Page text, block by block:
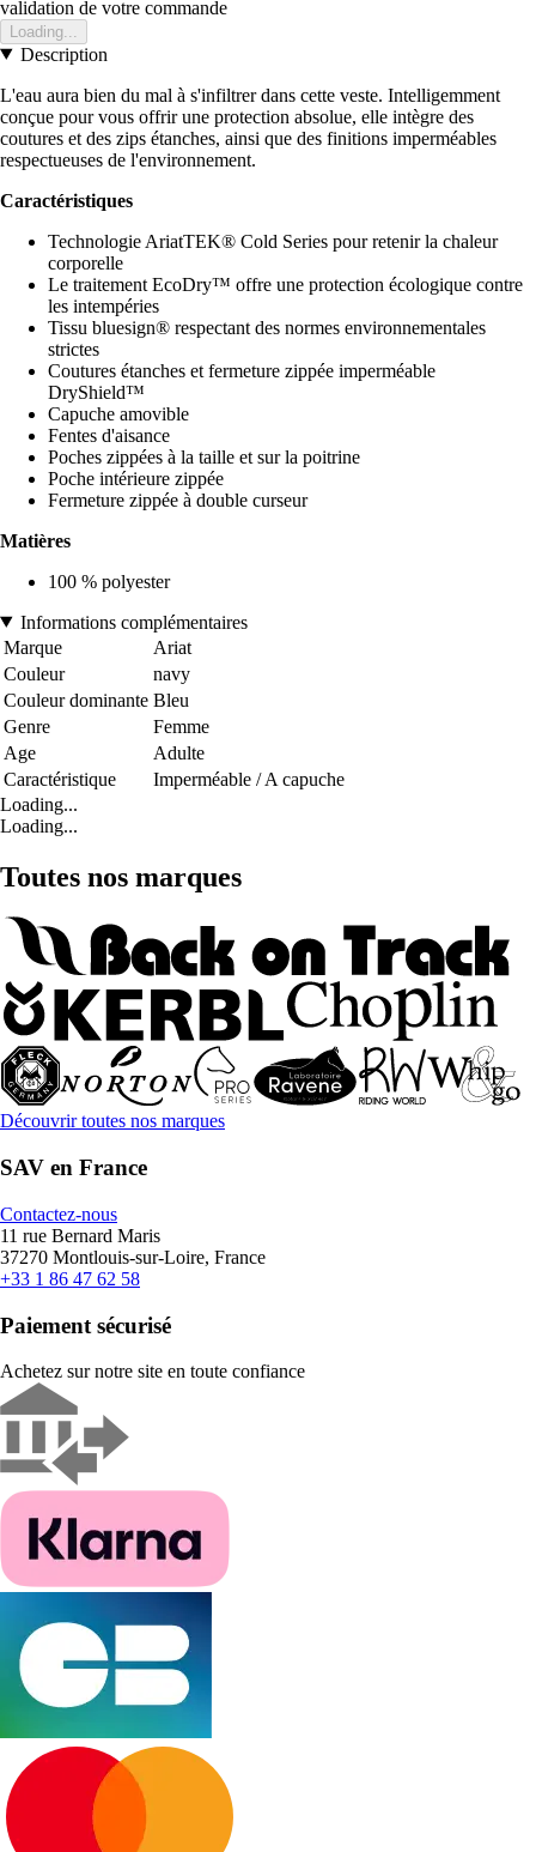
validation de votre commande
Loading...
Description
L'eau aura bien du mal à s'infiltrer dans cette veste. Intelligemment
conçue pour vous offrir une protection absolue, elle intègre des
coutures et des zips étanches, ainsi que des finitions imperméables
respectueuses de l'environnement.
Caractéristiques
Technologie AriatTEK® Cold Series pour retenir la chaleur
corporelle
Le traitement EcoDry™ offre une protection écologique contre
les intempéries
Tissu bluesign® respectant des normes environnementales
strictes
Coutures étanches et fermeture zippée imperméable
DryShield™
Capuche amovible
Fentes d'aisance
Poches zippées à la taille et sur la poitrine
Poche intérieure zippée
Fermeture zippée à double curseur
Matières
100 % polyester
Informations complémentaires
Marque
Ariat
Couleur
navy
Couleur dominante Bleu
Genre
Femme
Age
Adulte
Caractéristique
Imperméable / A capuche
Loading...
Loading...
Toutes nos marques
Découvrir toutes nos marques
SAV en France
Contactez-nous
11 rue Bernard Maris
37270 Montlouis-sur-Loire, France
+33 1 86 47 62 58
Paiement sécurisé
Achetez sur notre site en toute confiance